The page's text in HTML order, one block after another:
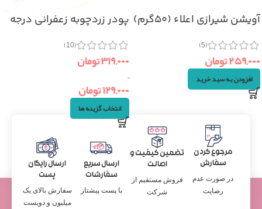
آویشن شیرازی اعلاء (۵۰گرم)
(5)
۲۵۹,۰۰۰تومان
افزودن به سبد خرید
پودر زردچوبه زعفرانی درجه
(10)
۳۱۹,۰۰۰تومان
–
۱۲۹,۰۰۰تومان
انتخاب گزینه ها
مرجوع کردن
سفارش
در صورت عدم
رضایت
تضمین کیفیت و
اصالت
فروش مستقیم از
شرکت
ارسال سریع
سفارشات
با پست پیشتاز
ارسال رایگان
پست
سفارش بالای یک
میلیون و دویست